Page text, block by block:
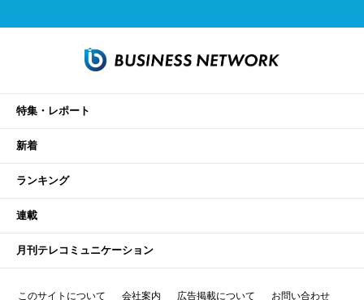
特集・レポート
新着
ランキング
連載
月刊テレコミュニケーション
このサイトについて 会社案内 広告掲載について お問い合わせ